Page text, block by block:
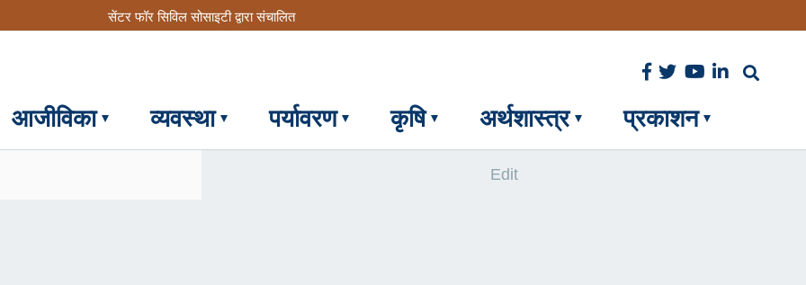
सेंटर फॉर सिविल सोसाइटी द्वारा संचालित
आजीविका व्यवस्था पर्यावरण कृषि अर्थशास्त्र प्रकाशन
Edit